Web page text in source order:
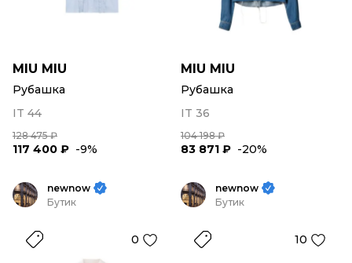
MIU MIU
Рубашка
IT 44
128 475 ₽
117 400 ₽ -9%
MIU MIU
Рубашка
IT 36
104 198 ₽
83 871 ₽ -20%
newnow
Бутик
0
newnow
Бутик
10